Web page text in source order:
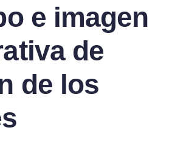
e imagen
de
de los